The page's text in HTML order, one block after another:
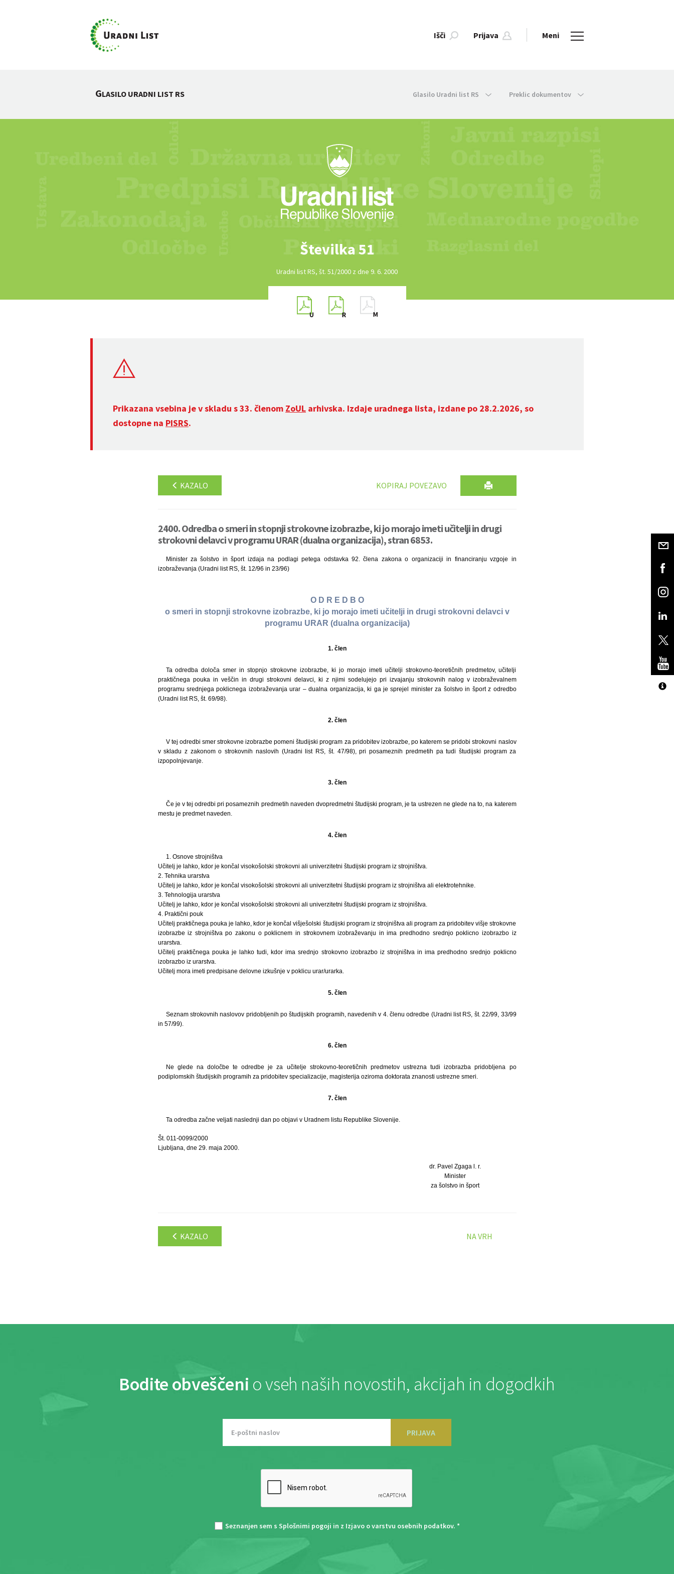
Išči Prijava Meni
GLASILO URADNI LIST RS Glasilo Uradni list RS Preklic dokumentov
Številka 51
Uradni list RS, št. 51/2000 z dne 9. 6. 2000
Prikazana vsebina je v skladu s 33. členom ZoUL arhivska. Izdaje uradnega lista, izdane po 28.2.2026, so
dostopne na PISRS.
KAZALO KOPIRAJ POVEZAVO
2400. Odredba o smeri in stopnji strokovne izobrazbe, ki jo morajo imeti učitelji in drugi
strokovni delavci v programu URAR (dualna organizacija), stran 6853.
Minister za šolstvo in šport izdaja na podlagi petega odstavka 92. člena zakona o organizaciji in financiranju vzgoje in
izobraževanja (Uradni list RS, št. 12/96 in 23/96)
O D R E D B O
o smeri in stopnji strokovne izobrazbe, ki jo morajo imeti učitelji in drugi strokovni delavci v
programu URAR (dualna organizacija)
1. člen
Ta odredba določa smer in stopnjo strokovne izobrazbe, ki jo morajo imeti učitelji strokovno-teoretičnih predmetov, učitelji
praktičnega pouka in veščin in drugi strokovni delavci, ki z njimi sodelujejo pri izvajanju strokovnih nalog v izobraževalnem
programu srednjega poklicnega izobraževanja urar – dualna organizacija, ki ga je sprejel minister za šolstvo in šport z odredbo
(Uradni list RS, št. 69/98).
2. člen
V tej odredbi smer strokovne izobrazbe pomeni študijski program za pridobitev izobrazbe, po katerem se pridobi strokovni naslov
v skladu z zakonom o strokovnih naslovih (Uradni list RS, št. 47/98), pri posameznih predmetih pa tudi študijski program za
izpopolnjevanje.
3. člen
Če je v tej odredbi pri posameznih predmetih naveden dvopredmetni študijski program, je ta ustrezen ne glede na to, na katerem
mestu je predmet naveden.
4. člen
1. Osnove strojništva
Učitelj je lahko, kdor je končal visokošolski strokovni ali univerzitetni študijski program iz strojništva.
2. Tehnika urarstva
Učitelj je lahko, kdor je končal visokošolski strokovni ali univerzitetni študijski program iz strojništva ali elektrotehnike.
3. Tehnologija urarstva
Učitelj je lahko, kdor je končal visokošolski strokovni ali univerzitetni študijski program iz strojništva.
4. Praktični pouk
Učitelj praktičnega pouka je lahko, kdor je končal višješolski študijski program iz strojništva ali program za pridobitev višje strokovne
izobrazbe iz strojništva po zakonu o poklicnem in strokovnem izobraževanju in ima predhodno srednjo poklicno izobrazbo iz
urarstva.
Učitelj praktičnega pouka je lahko tudi, kdor ima srednjo strokovno izobrazbo iz strojništva in ima predhodno srednjo poklicno
izobrazbo iz urarstva.
Učitelj mora imeti predpisane delovne izkušnje v poklicu urar/urarka.
5. člen
Seznam strokovnih naslovov pridobljenih po študijskih programih, navedenih v 4. členu odredbe (Uradni list RS, št. 22/99, 33/99
in 57/99).
6. člen
Ne glede na določbe te odredbe je za učitelje strokovno-teoretičnih predmetov ustrezna tudi izobrazba pridobljena po
podiplomskih študijskih programih za pridobitev specializacije, magisterija oziroma doktorata znanosti ustrezne smeri.
7. člen
Ta odredba začne veljati naslednji dan po objavi v Uradnem listu Republike Slovenije.
Št. 011-0099/2000
Ljubljana, dne 29. maja 2000.
dr. Pavel Zgaga l. r.
Minister
za šolstvo in šport
KAZALO NA VRH
Bodite obveščeni o vseh naših novostih, akcijah in dogodkih
PRIJAVA
Seznanjen sem s Splošnimi pogoji in z Izjavo o varstvu osebnih podatkov. *